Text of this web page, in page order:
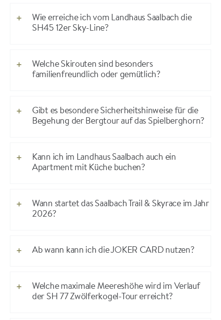
Wie erreiche ich vom Landhaus Saalbach die
SH45 12er Sky-Line?
Welche Skirouten sind besonders
familienfreundlich oder gemütlich?
Gibt es besondere Sicherheitshinweise für die
Begehung der Bergtour auf das Spielberghorn?
Kann ich im Landhaus Saalbach auch ein
Apartment mit Küche buchen?
Wann startet das Saalbach Trail & Skyrace im Jahr
2026?
Ab wann kann ich die JOKER CARD nutzen?
Welche maximale Meereshöhe wird im Verlauf
der SH 77 Zwölferkogel-Tour erreicht?